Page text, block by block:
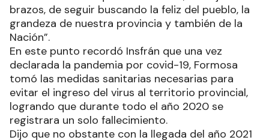
brazos, de seguir buscando la feliz del pueblo, la
grandeza de nuestra provincia y también de la
Nación”.
En este punto recordó Insfrán que una vez
declarada la pandemia por covid-19, Formosa
tomó las medidas sanitarias necesarias para
evitar el ingreso del virus al territorio provincial,
logrando que durante todo el año 2020 se
registrara un solo fallecimiento.
Dijo que no obstante con la llegada del año 2021